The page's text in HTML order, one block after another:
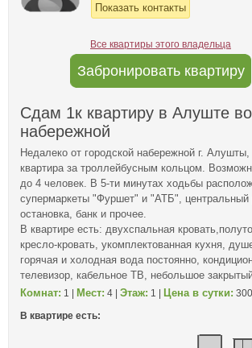
Показать контакты
Все квартиры этого владельца
Забронировать квартиру
Сдам 1к квартиру в Алуште
набережной
Недалеко от городской набережной г. Алушты,
квартира за троллейбусным кольцом.
до 4 человек. В 5-ти минутах ходьбы
супермаркеты "Фуршет" и "АТБ", центральный
остановка, банк и прочее.
В квартире есть: двухспальная
кресло-кровать, укомплектованная кухня,
горячая и холодная вода постоянно,
телевизор, кабельное ТВ, небольшое
Комнат: 1 | Мест: 4 | Этаж: 1 | Цена в сутки: 300
В квартире есть: